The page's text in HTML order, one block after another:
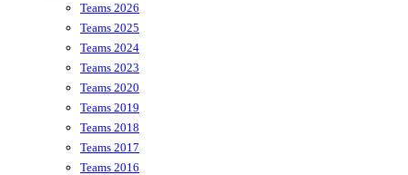
Teams 2026
Teams 2025
Teams 2024
Teams 2023
Teams 2020
Teams 2019
Teams 2018
Teams 2017
Teams 2016